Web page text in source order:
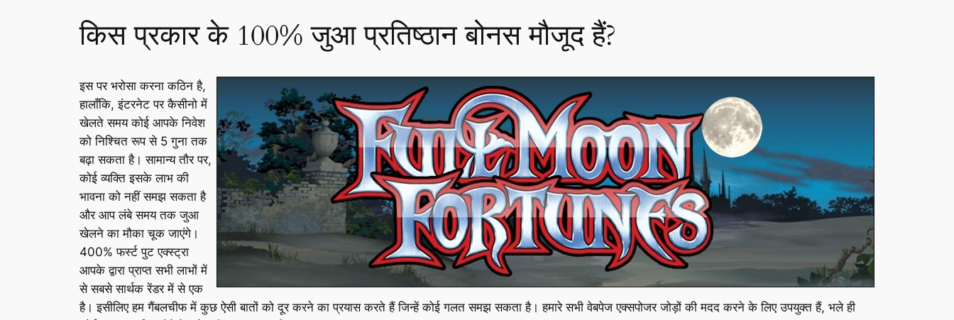
किस प्रकार के 100% जुआ प्रतिष्ठान बोनस मौजूद हैं?
इस पर भरोसा करना कठिन है,
हालाँकि, इंटरनेट पर कैसीनो में
खेलते समय कोई आपके निवेश
को निश्चित रूप से 5 गुना तक
बढ़ा सकता है। सामान्य तौर पर,
कोई व्यक्ति इसके लाभ की
भावना को नहीं समझ सकता है
और आप लंबे समय तक जुआ
खेलने का मौका चूक जाएंगे।
400% फर्स्ट पुट एक्स्ट्रा
आपके द्वारा प्राप्त सभी लाभों में
से सबसे सार्थक रेंडर में से एक
है। इसीलिए हम गैंबलचीफ में कुछ ऐसी बातों को दूर करने का प्रयास करते हैं जिन्हें कोई गलत समझ सकता है। हमारे सभी वेबपेज एक्सपोजर जोड़ों की मदद करने के लिए उपयुक्त हैं, भले ही